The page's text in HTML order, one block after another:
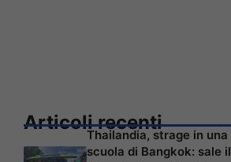
Articoli recenti
Thailandia, strage in una
scuola di Bangkok: sale il